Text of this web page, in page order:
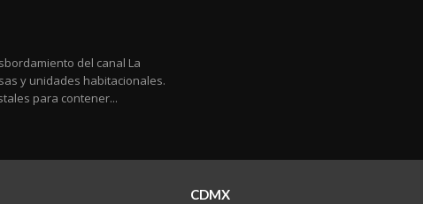
del canal La
y unidades habitacionales.
para contener...
CDMX